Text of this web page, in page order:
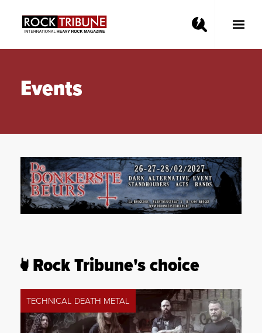
Toggle
Events
Rock Tribune's choice
TECHNICAL DEATH METAL